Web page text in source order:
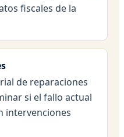
fiscales de la
de reparaciones
si el fallo actual
intervenciones